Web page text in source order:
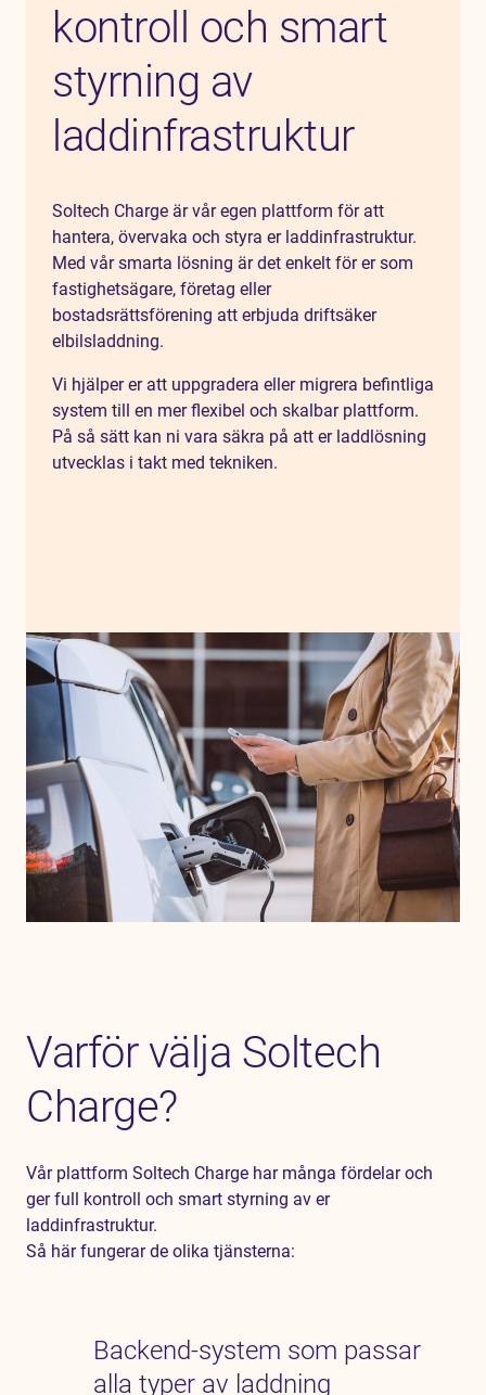
kontroll och smart
styrning av
laddinfrastruktur
Soltech Charge är vår egen plattform för att
hantera, övervaka och styra er laddinfrastruktur.
Med vår smarta lösning är det enkelt för er som
fastighetsägare, företag eller
bostadsrättsförening att erbjuda driftsäker
elbilsladdning.
Vi hjälper er att uppgradera eller migrera befintliga
system till en mer flexibel och skalbar plattform.
På så sätt kan ni vara säkra på att er laddlösning
utvecklas i takt med tekniken.
Varför välja Soltech
Charge?
Vår plattform Soltech Charge har många fördelar och
ger full kontroll och smart styrning av er
laddinfrastruktur.
Så här fungerar de olika tjänsterna:
Backend-system som passar
alla typer av laddning